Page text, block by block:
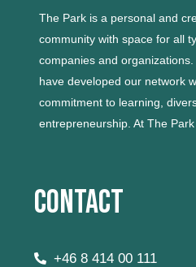
The Park is a personal and
community with space for all
companies and organizations.
have developed our network
commitment to learning,
entrepreneurship. At The
Contact
+46 8 414 00 111